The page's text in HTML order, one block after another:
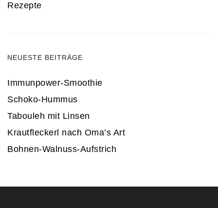
Rezepte
NEUESTE BEITRÄGE
Immunpower-Smoothie
Schoko-Hummus
Tabouleh mit Linsen
Krautfleckerl nach Oma’s Art
Bohnen-Walnuss-Aufstrich